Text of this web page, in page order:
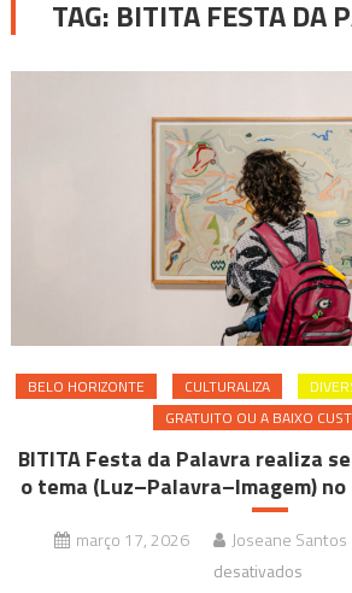
TAG: BITITA FESTA DA
BELO HORIZONTE CULTURALIZA
GRATUITO OU A BAIXO
BITITA Festa da Palavra realiza
o tema (Luz–Palavra–Imagem)
março 17, 2026 Joseane Santos
desativados